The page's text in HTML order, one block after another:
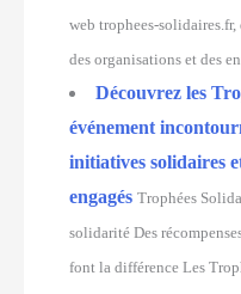
web trophees-
des organisations et des
Découvrez les
événement
initiatives solidaires
engagés Trophées
solidarité Des
font la différence Les